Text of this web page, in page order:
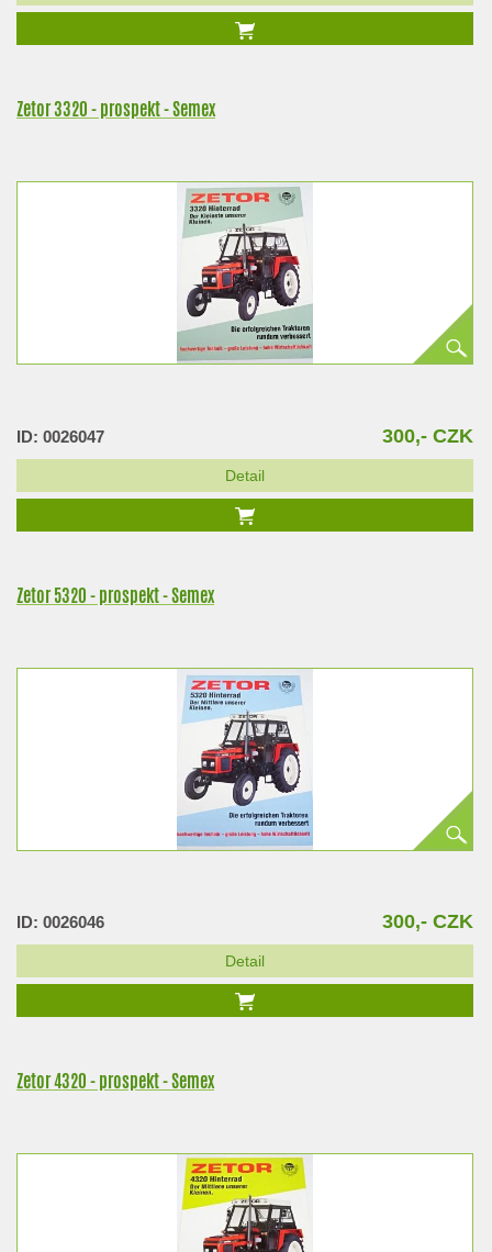
Zetor 3320 - prospekt - Semex
ID: 0026047 300,- CZK
Detail
Zetor 5320 - prospekt - Semex
ID: 0026046 300,- CZK
Detail
Zetor 4320 - prospekt - Semex